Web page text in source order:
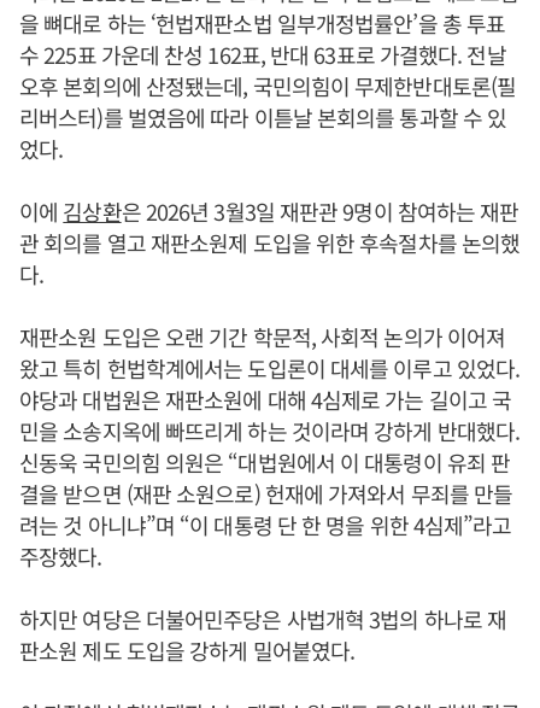
을 뼈대로 하는 ‘헌법재판소법 일부개정법률안’을 총 투표
수 225표 가운데 찬성 162표, 반대 63표로 가결했다. 전날
오후 본회의에 산정됐는데, 국민의힘이 무제한반대토론(필
리버스터)를 벌였음에 따라 이튿날 본회의를 통과할 수 있
었다.
이에 김상환은 2026년 3월3일 재판관 9명이 참여하는 재판
관 회의를 열고 재판소원제 도입을 위한 후속절차를 논의했
다.
재판소원 도입은 오랜 기간 학문적, 사회적 논의가 이어져
왔고 특히 헌법학계에서는 도입론이 대세를 이루고 있었다.
야당과 대법원은 재판소원에 대해 4심제로 가는 길이고 국
민을 소송지옥에 빠뜨리게 하는 것이라며 강하게 반대했다.
신동욱 국민의힘 의원은 “대법원에서 이 대통령이 유죄 판
결을 받으면 (재판 소원으로) 헌재에 가져와서 무죄를 만들
려는 것 아니냐”며 “이 대통령 단 한 명을 위한 4심제”라고
주장했다.
하지만 여당은 더불어민주당은 사법개혁 3법의 하나로 재
판소원 제도 도입을 강하게 밀어붙였다.